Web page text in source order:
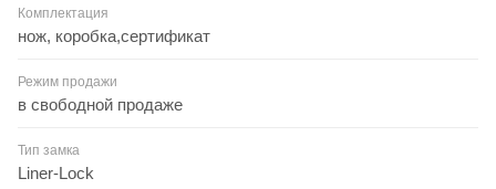
Комплектация
нож, коробка,сертификат
Режим продажи
в свободной продаже
Тип замка
Liner-Lock